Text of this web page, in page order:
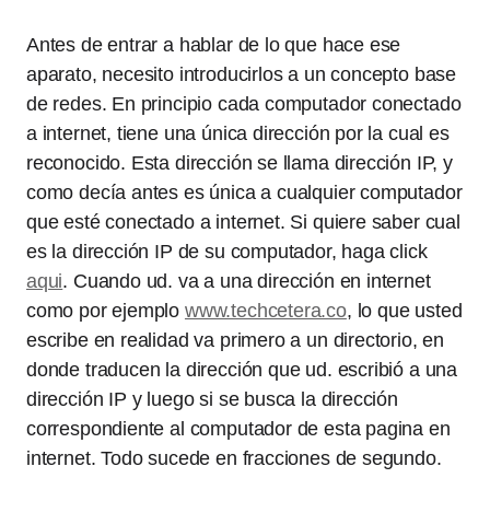
Antes de entrar a hablar de lo que hace ese
aparato, necesito introducirlos a un concepto base
de redes. En principio cada computador conectado
a internet, tiene una única dirección por la cual es
reconocido. Esta dirección se llama dirección IP, y
como decía antes es única a cualquier computador
que esté conectado a internet. Si quiere saber cual
es la dirección IP de su computador, haga click
aqui. Cuando ud. va a una dirección en internet
como por ejemplo www.techcetera.co, lo que usted
escribe en realidad va primero a un directorio, en
donde traducen la dirección que ud. escribió a una
dirección IP y luego si se busca la dirección
correspondiente al computador de esta pagina en
internet. Todo sucede en fracciones de segundo.